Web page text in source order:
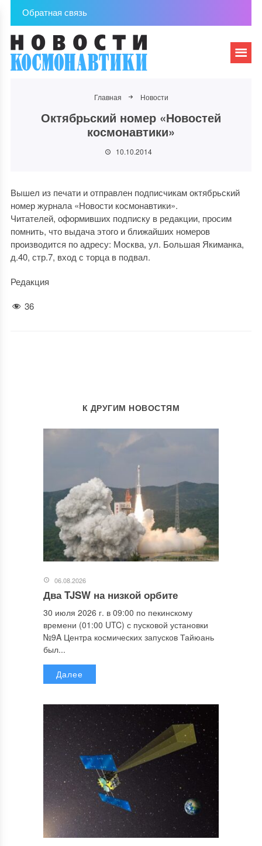
Обратная связь
Главная Новости
Октябрьский номер «Новостей
космонавтики»
10.10.2014
Вышел из печати и отправлен подписчикам октябрьский
номер журнала «Новости космонавтики».
Читателей, оформивших подписку в редакции, просим
помнить, что выдача этого и ближайших номеров
производится по адресу: Москва, ул. Большая Якиманка,
д.40, стр.7, вход с торца в подвал.
Редакция
36
К ДРУГИМ НОВОСТЯМ
06.08.2026
Два TJSW на низкой орбите
30 июля 2026 г. в 09:00 по пекинскому
времени (01:00 UTC) с пусковой установки
№9A Центра космических запусков Тайюань
был...
Далее